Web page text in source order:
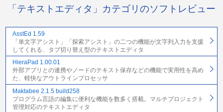
「テキストエディタ」カテゴリのソフトレビュー
AsstEd 1.59
「単文字アシスト」「探索アシスト」の二つの機能が文字列入力を支援
してくれる、タブ切り替え型のテキストエディタ
HieraPad 1.00.01
外部アプリとの連携やノードのテキスト保存などの機能で実用性を高め
た、軽快なアウトラインプロセッサ
Maktabee 2.1.5 build258
プログラム言語の編集に便利な機能を数多く搭載。マルチプロジェクト
管理対応のテキストエディタ